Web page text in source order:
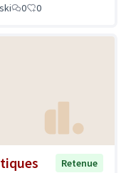
0 0
Retenue